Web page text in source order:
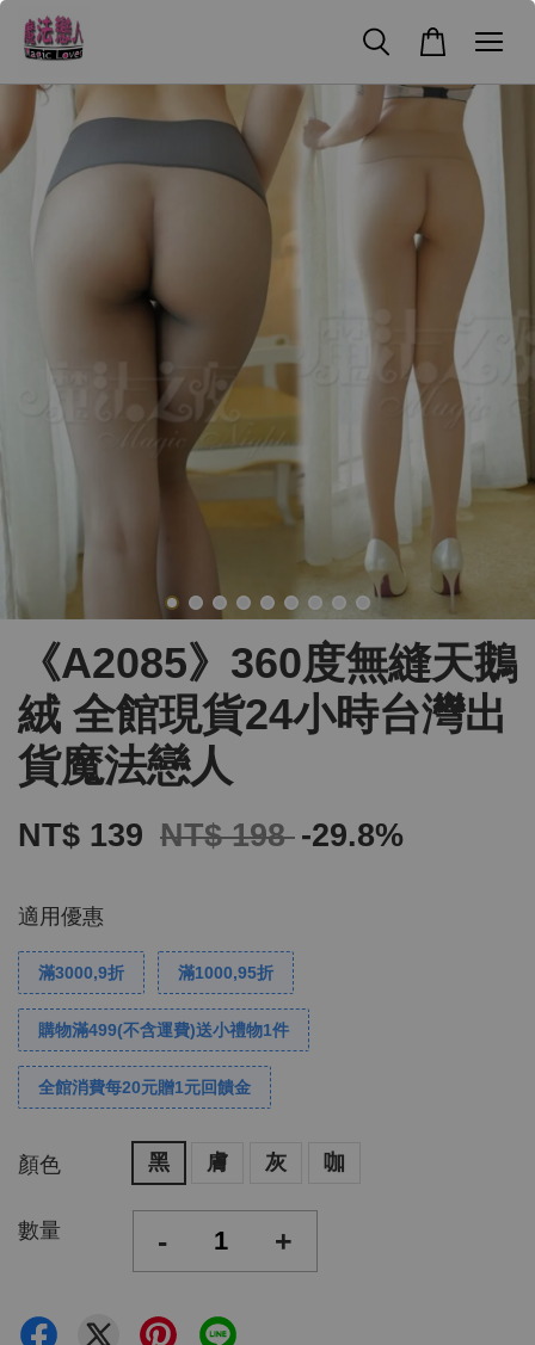
《A2085》360度無縫天鵝
絨 全館現貨24小時台灣出
貨魔法戀人
NT$ 139 NT$ 198 -29.8%
適用優惠
滿3000,9折 滿1000,95折
購物滿499(不含運費)送小禮物1件
全館消費每20元贈1元回饋金
顏色 黑 膚 灰 咖
數量 - +